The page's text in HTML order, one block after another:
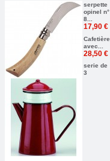
serpette
opinel n°
8...
17,90 €
Cafetière
avec...
28,50 €
serie de
3